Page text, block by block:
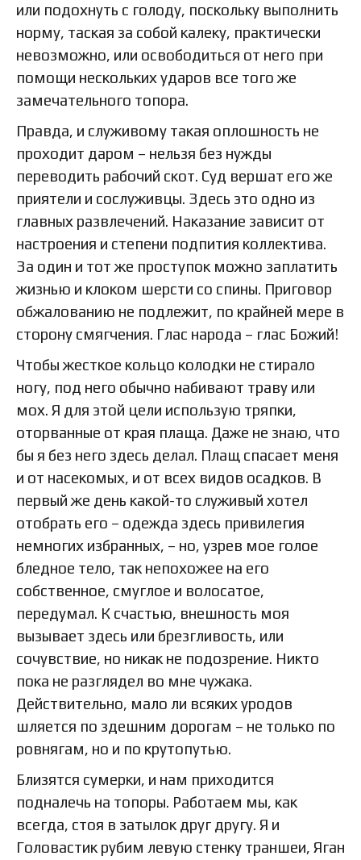
или подохнуть с голоду, поскольку выполнить
норму, таская за собой калеку, практически
невозможно, или освободиться от него при
помощи нескольких ударов все того же
замечательного топора.
Правда, и служивому такая оплошность не
проходит даром – нельзя без нужды
переводить рабочий скот. Суд вершат его же
приятели и сослуживцы. Здесь это одно из
главных развлечений. Наказание зависит от
настроения и степени подпития коллектива.
За один и тот же проступок можно заплатить
жизнью и клоком шерсти со спины. Приговор
обжалованию не подлежит, по крайней мере в
сторону смягчения. Глас народа – глас Божий!
Чтобы жесткое кольцо колодки не стирало
ногу, под него обычно набивают траву или
мох. Я для этой цели использую тряпки,
оторванные от края плаща. Даже не знаю, что
бы я без него здесь делал. Плащ спасает меня
и от насекомых, и от всех видов осадков. В
первый же день какой-то служивый хотел
отобрать его – одежда здесь привилегия
немногих избранных, – но, узрев мое голое
бледное тело, так непохожее на его
собственное, смуглое и волосатое,
передумал. К счастью, внешность моя
вызывает здесь или брезгливость, или
сочувствие, но никак не подозрение. Никто
пока не разглядел во мне чужака.
Действительно, мало ли всяких уродов
шляется по здешним дорогам – не только по
ровнягам, но и по крутопутью.
Близятся сумерки, и нам приходится
подналечь на топоры. Работаем мы, как
всегда, стоя в затылок друг другу. Я и
Головастик рубим левую стенку траншеи, Яган